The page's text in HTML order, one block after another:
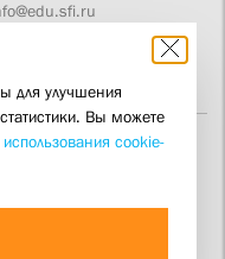
и
для улучшения
Вы можете
использования cookie-